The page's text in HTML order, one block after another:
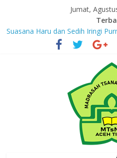
content
Jumat,
Suasana Haru dan Sedih Iringi
Masuki Tahun Ketiga, MTsN 1
Guru untuk Hadirkan Inovasi Kelas
Jejak yang Tertinggal – Part III
Jejak yang Tertinggal – Part II
Jejak yang Tertinggal – Part I